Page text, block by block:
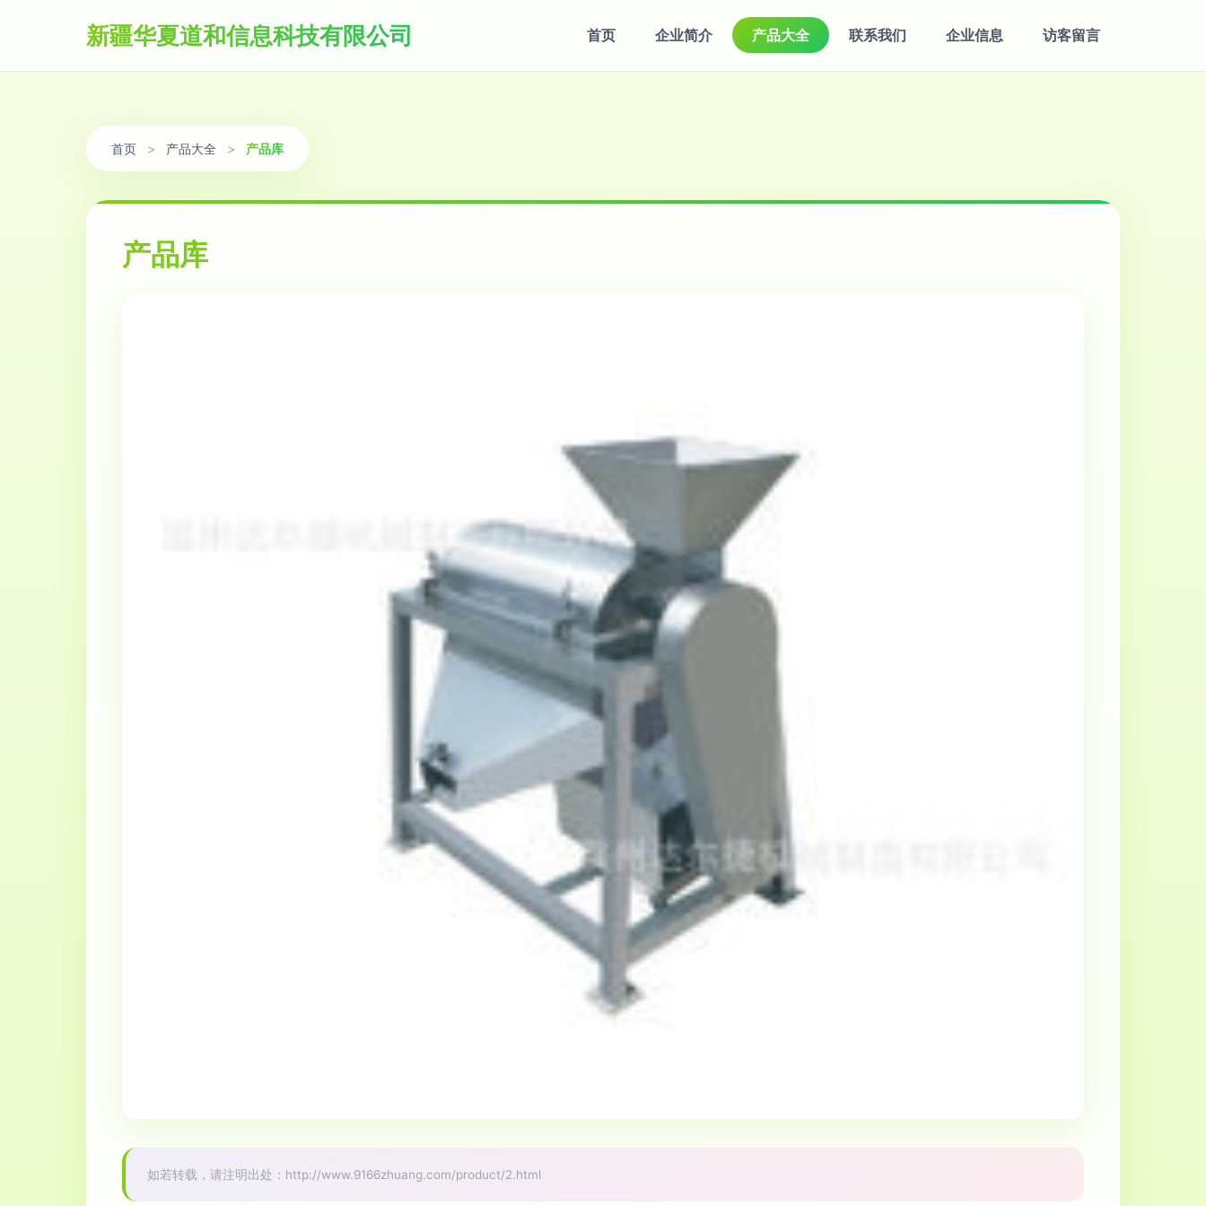
新疆华夏道和信息科技有限公司 首页 企业简介 产品大全 联系我们 企业信息 访客留言
首页 > 产品大全 > 产品库
产品库
如若转载，请注明出处：http://www.9166zhuang.com/product/2.html